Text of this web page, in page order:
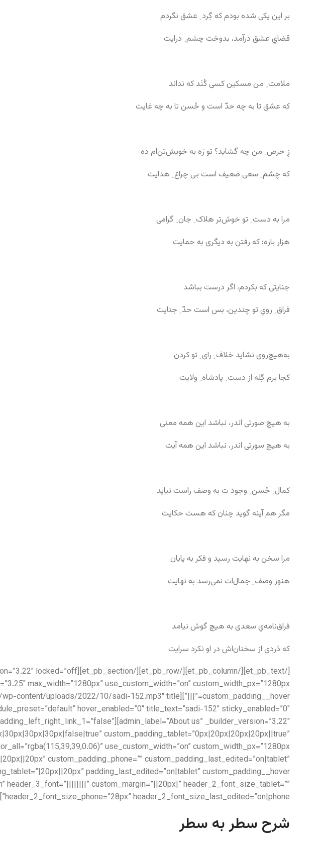
بر این یکی شده بودم که گِرد ِ عشق نگردم
قضایِ عشق درآمد، بدوخت چشم ِ درایت
ملامت ِ من مسکین کسی کُنَد که نداند
که عشق تا به چه حدّ است و حُسن تا به چه غایت
زِ حرص ِ من چه گشاید؟ تو رَه به خویش‌تن‌ام ده
که چشم ِ سعی ضعیف است بی چراغ ِ هدایت
مرا به دست ِ تو خوش‌تر هلاک ِ جان ِ گرامی
هزار باره؛ که رفتن به دیگری به حمایت
جنایتی که بکردم، اگر درست بباشد
فراق ِ رویِ تو چندین، بس است حدّ ِ جنایت
به‌هیچ‌روی نشاید خلاف ِ رای ِ تو کردن
کجا برم گِله از دست ِ پادشاه ِ ولایت
به هیچ صورتی اندر، نباشد این همه معنی
به هیچ سورتی اندر، نباشد این همه آیت
کمال ِ حُسن ِ وجود ت به وصف راست نیاید
مگر هم آینه گوید چنان که هست حکایت
مرا سخن به نهایت رسید و فکر به پایان
هنوز وصف ِ جمال‌ات نمی‌رسد به نهایت
فراق‌نامه‌یِ سعدی به هیچ گوش نیامد
که دَردی از سخنان‌اش در او نکرد سرایت
padding_left_right_link_1=”false”
custom_padding_tablet=”0px|20px|20px|20px||true”
custom_padding_phone=”” custom_padding_last_edited=”on|tablet”
custom_margin=”||20px|” header_2_font_size_tablet=””
header_2_font_size_phone=”28px” header_2_font_size_last_edited=”on|phone”]
شرح سطر به سطر